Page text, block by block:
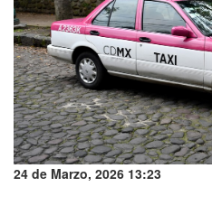
24 de Marzo, 2026 13:23